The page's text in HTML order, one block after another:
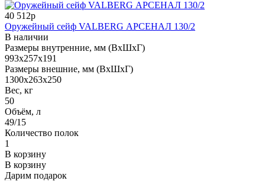
40 512р
Оружейный сейф VALBERG АРСЕНАЛ 130/2
В наличии
Размеры внутренние, мм (ВхШхГ)
993x257x191
Размеры внешние, мм (ВхШхГ)
1300x263x250
Вес, кг
50
Объём, л
49/15
Количество полок
1
В корзину
В корзину
Дарим подарок